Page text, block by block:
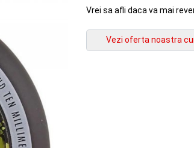
Vrei sa afli daca va mai